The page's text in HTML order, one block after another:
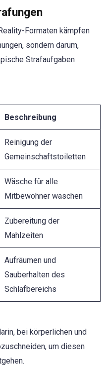
Formaten kämpfen
sondern darum,
Strafaufgaben
Beschreibung
Reinigung der
Gemeinschaftstoiletten
Wäsche für alle
Mitbewohner waschen
Zubereitung der
Mahlzeiten
Aufräumen und
Sauberhalten des
Schlafbereichs
bei körperlichen und
um diesen